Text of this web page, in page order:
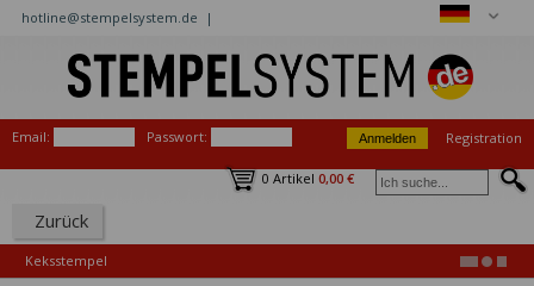
hotline@stempelsystem.de |
Email: Passwort: Registration
0 Artikel 0,00 €
Zurück
Keksstempel